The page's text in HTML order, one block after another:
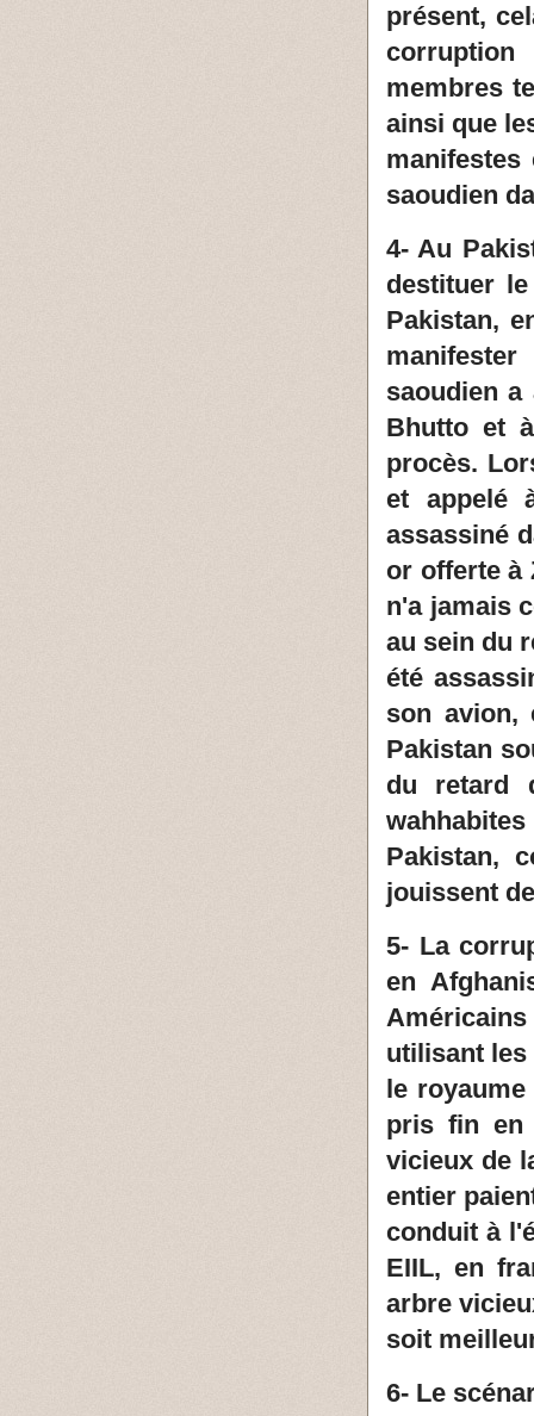
présent,
membres
ainsi que
saoudien
4- Au
destituer
Pakistan,
saoudien a
Bhutto et
procès.
et appelé
assassiné
or offerte à
n'a jamais
au sein du
été
son avion,
Pakistan
du retard
Pakistan,
jouissent
5- La
en
utilisant les
le
pris fin en
vicieux de
entier
conduit à
EIIL, en
arbre
soit
6- Le